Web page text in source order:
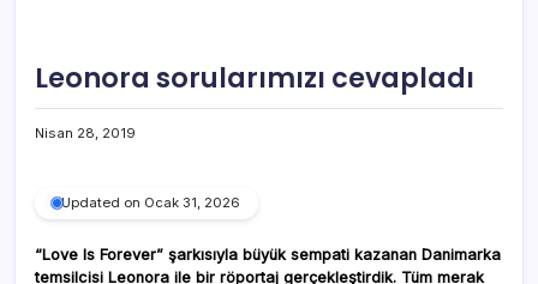
Leonora sorularımızı cevapladı
Nisan 28, 2019
Updated on Ocak 31, 2026
“Love Is Forever” şarkısıyla büyük sempati kazanan Danimarka
temsilcisi Leonora ile bir röportaj gerçekleştirdik. Tüm merak